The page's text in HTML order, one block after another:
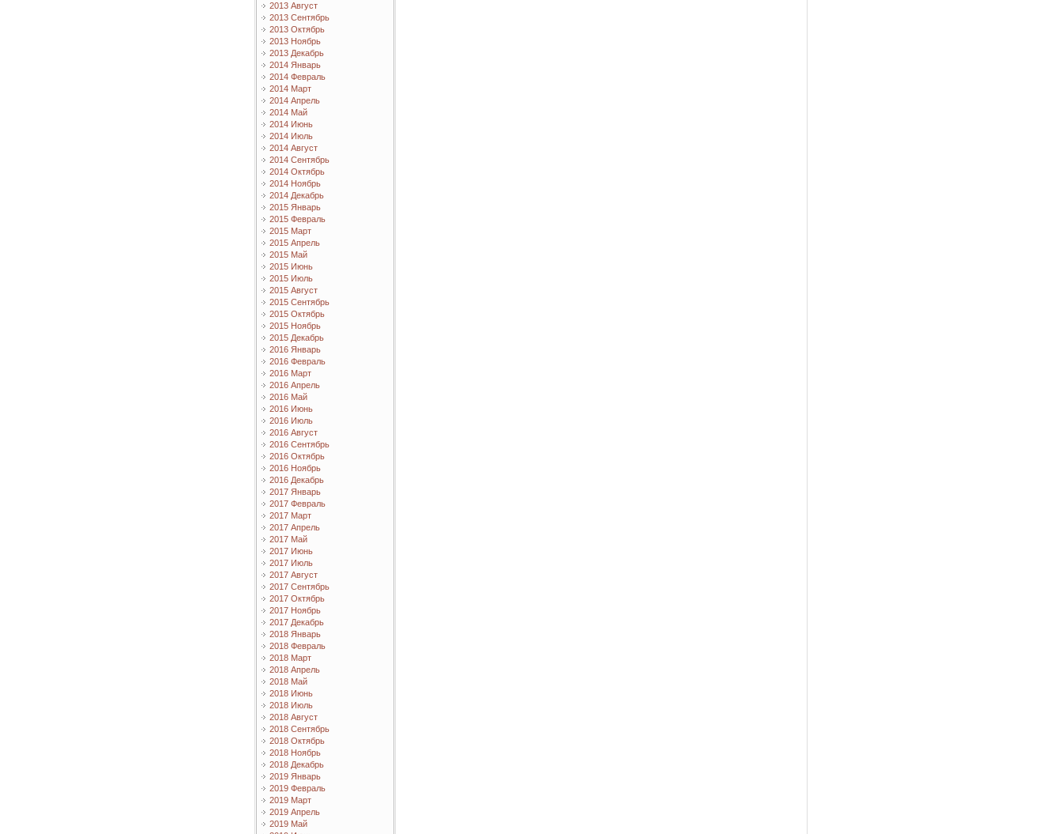
2013 Август
2013 Сентябрь
2013 Октябрь
2013 Ноябрь
2013 Декабрь
2014 Январь
2014 Февраль
2014 Март
2014 Апрель
2014 Май
2014 Июнь
2014 Июль
2014 Август
2014 Сентябрь
2014 Октябрь
2014 Ноябрь
2014 Декабрь
2015 Январь
2015 Февраль
2015 Март
2015 Апрель
2015 Май
2015 Июнь
2015 Июль
2015 Август
2015 Сентябрь
2015 Октябрь
2015 Ноябрь
2015 Декабрь
2016 Январь
2016 Февраль
2016 Март
2016 Апрель
2016 Май
2016 Июнь
2016 Июль
2016 Август
2016 Сентябрь
2016 Октябрь
2016 Ноябрь
2016 Декабрь
2017 Январь
2017 Февраль
2017 Март
2017 Апрель
2017 Май
2017 Июнь
2017 Июль
2017 Август
2017 Сентябрь
2017 Октябрь
2017 Ноябрь
2017 Декабрь
2018 Январь
2018 Февраль
2018 Март
2018 Апрель
2018 Май
2018 Июнь
2018 Июль
2018 Август
2018 Сентябрь
2018 Октябрь
2018 Ноябрь
2018 Декабрь
2019 Январь
2019 Февраль
2019 Март
2019 Апрель
2019 Май